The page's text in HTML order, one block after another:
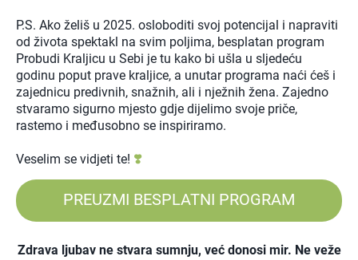
P.S. Ako želiš u 2025. osloboditi svoj potencijal i napraviti
od života spektakl na svim poljima, besplatan program
Probudi Kraljicu u Sebi je tu kako bi ušla u sljedeću
godinu poput prave kraljice, a unutar programa naći ćeš i
zajednicu predivnih, snažnih, ali i nježnih žena. Zajedno
stvaramo sigurno mjesto gdje dijelimo svoje priče,
rastemo i međusobno se inspiriramo.
Veselim se vidjeti te! ❣️
PREUZMI BESPLATNI PROGRAM
Zdrava ljubav ne stvara sumnju, već donosi mir. Ne veže